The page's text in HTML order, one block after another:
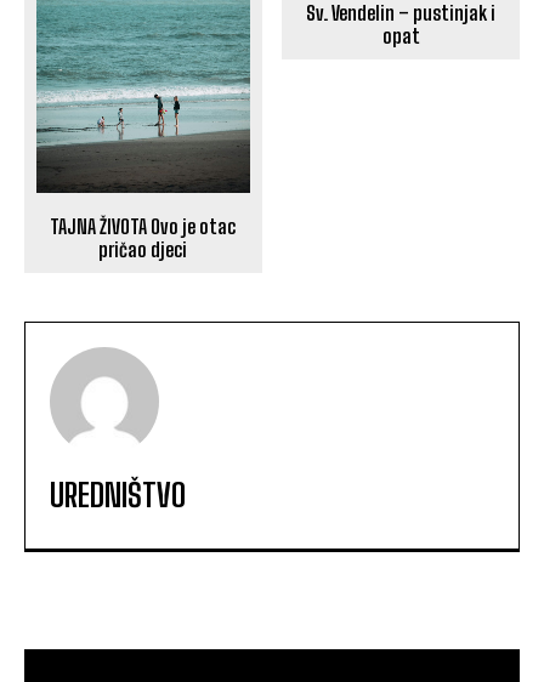
TAJNA ŽIVOTA Ovo je otac
pričao djeci
Sv. Vendelin – pustinjak i
opat
UREDNIŠTVO